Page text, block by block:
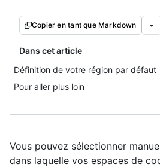
Copier en tant que Markdown
Dans cet article
Définition de votre région par défaut
Pour aller plus loin
Vous pouvez sélectionner
dans laquelle vos espaces de